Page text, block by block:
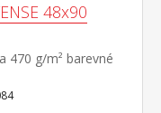
48x90
470 g/m² barevné